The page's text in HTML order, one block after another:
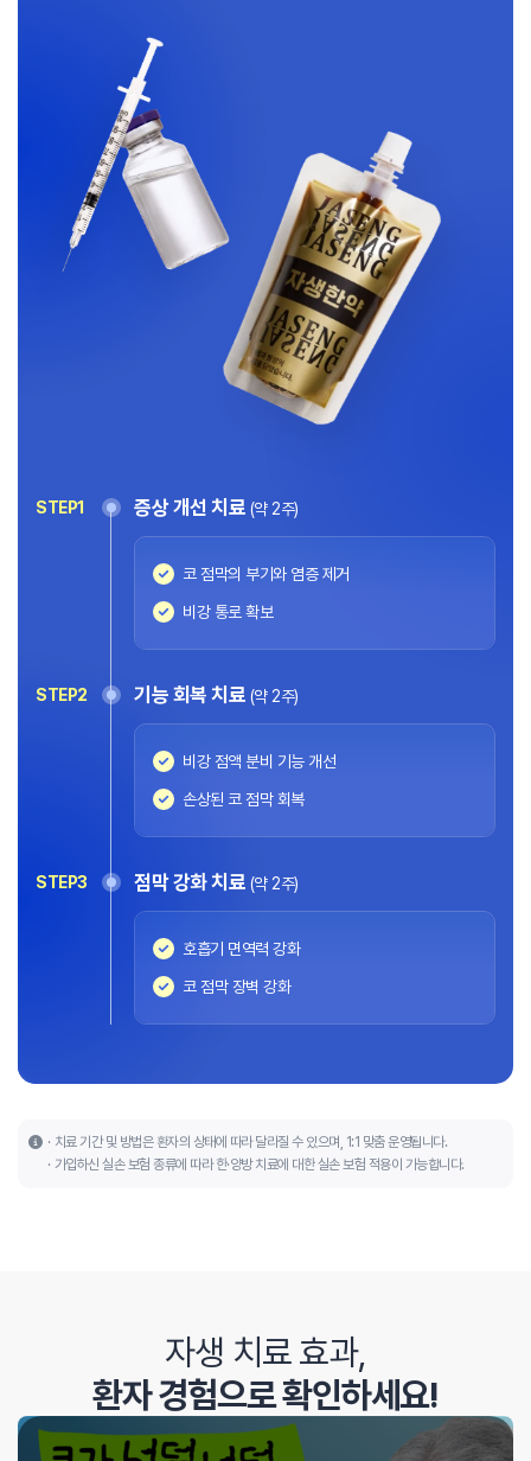
STEP1 증상 개선 치료 (약 2주)
코 점막의 부기와 염증 제거
비강 통로 확보
STEP2 기능 회복 치료 (약 2주)
비강 점액 분비 기능 개선
손상된 코 점막 회복
STEP3 점막 강화 치료 (약 2주)
호흡기 면역력 강화
코 점막 장벽 강화
치료 기간 및 방법은 환자의 상태에 따라 달라질 수 있으며, 1:1 맞춤 운영됩니다.
가입하신 실손 보험 종류에 따라 한·양방 치료에 대한 실손 보험 적용이 가능합니다.
자생 치료 효과,
환자 경험으로 확인하세요!